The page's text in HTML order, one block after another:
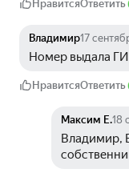
НравитсяОтветить
Владимир17
Номер выдала
НравитсяОтветить
Максим Е.18
Владимир,